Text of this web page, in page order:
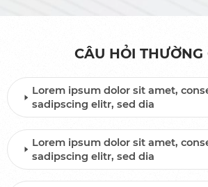
CÂU HỎI THƯỜNG
Lorem ipsum dolor sit amet,
sadipscing elitr, sed dia
Lorem ipsum dolor sit amet,
sadipscing elitr, sed dia